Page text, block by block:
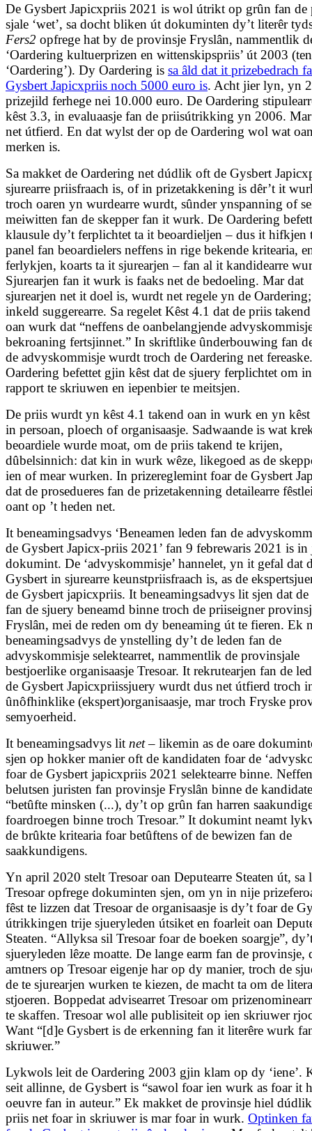
De Gysbert Japicxpriis 2021 is wol útrikt op grûn fan
sjale ‘wet’, sa docht bliken út dokuminten dy’t literêr
Fers2 opfrege hat by de provinsje Fryslân, nammentlik
‘Oardering kultuerprizen en wittenskipspriis’ út 2003
‘Oardering’). Dy Oardering is sa âld dat it prizebedrach
Gysbert Japicxpriis noch 5000 euro is. Acht jier lyn, yn
prizejild ferhege nei 10.000 euro. De Oardering
kêst 3.3, in evaluaasje fan de priisútrikking yn 2006.
net útfierd. En dat wylst der op de Oardering wol wat
merken is.
Sa makket de Oardering net dúdlik oft de Gysbert
sjurearre priisfraach is, of in prizetakkening is dêr’t it
troch oaren yn wurdearre wurdt, sûnder ynspanning of
meiwitten fan de skepper fan it wurk. De Oardering
klausule dy’t ferplichtet ta it beoardieljen – dus it hifkjen
panel fan beoardielers neffens in rige bekende kritearia,
ferlykjen, koarts ta it sjurearjen – fan al it kandidearre
Sjurearjen fan it wurk is faaks net de bedoeling. Mar dat
sjurearjen net it doel is, wurdt net regele yn de
inkeld suggerearre. Sa regelet Kêst 4.1 dat de priis
oan wurk dat “neffens de oanbelangjende
bekroaning fer­tsjinnet.” In skriftlike ûnderbouwing fan
de advys­kommisje wurdt troch de Oardering net
Oardering befettet gjin kêst dat de sjuery ferplichtet om
rapport te skriuwen en iepenbier te meitsjen.
De priis wurdt yn kêst 4.1 takend oan in wurk en yn
in persoan, ploech of organisaasje. Sadwaande is wat
beoardiele wurde moat, om de priis takend te krijen,
dûbelsinnich: dat kin in wurk wêze, likegoed as de
ien of mear wurken. In prizereglemint foar de Gysbert
dat de prosedueres fan de prizetakenning detailearre
oant op ’t heden net.
It beneamingsadvys ‘Beneamen leden fan de
de Gysbert Japicx-priis 2021’ fan 9 febrewaris 2021 is
dokumint. De ‘advyskommisje’ hannelet, yn it gefal dat
Gysbert in sjurearre keunstpriisfraach is, as de
de Gysbert japicxpriis. It beneamingsadvys lit sjen dat de
fan de sjuery beneamd binne troch de priiseigner
Fryslân, mei de reden om dy beneaming út te fieren. Ek
beneamingsadvys de ynstelling dy’t de leden fan de
advyskommisje selektearret, nammentlik de provinsjale
bestjoerlike organisaasje Tresoar. It rekrutearjen fan de
de Gysbert Japicxpriissjuery wurdt dus net útfierd troch
ûnôfhinklike (ekspert)organisaasje, mar troch Fryske
semyoerheid.
It beneamingsadvys lit net– likemin as de oare
sjen op hokker manier oft de kandidaten foar de
foar de Gysbert japicxpriis 2021 selektearre binne.
belutsen juristen fan provinsje Fryslân binne de
“betûfte minsken (...), dy’t op grûn fan harren
foar­droegen binne troch Tresoar.” It dokumint neamt
de brûkte kritearia foar betûftens of de bewizen fan de
saakkundigens.
Yn april 2020 stelt Tresoar oan Deputearre Steaten út, sa
Tresoar opfrege dokuminten sjen, om yn in nije
fêst te lizzen dat Tresoar de organisaasje is dy’t foar de
útrikkingen trije sjueryleden útsiket en foarleit oan
Steaten. “Allyksa sil Tresoar foar de boeken soargje”,
sjueryleden lêze moatte. De lange earm fan de provinsje,
amtners op Tresoar eigenje har op dy manier, troch de
de te sjurearjen wurken te kiezen, de macht ta om de
stjoeren. Boppedat advisearret Tresoar om
te skaffen. Tresoar wol alle publisiteit op ien skriuwer
Want “[d]e Gysbert is de erkenning fan it literêre wurk
skriuwer.”
Lykwols leit de Oardering 2003 gjin klam op dy ‘iene’.
seit allinne, de Gysbert is “sawol foar ien wurk as foar it
oeuvre fan in auteur.” Ek makket de provinsje hiel
priis net foar in skriuwer is mar foar in wurk. Optinken